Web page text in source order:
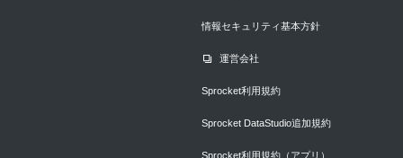
情報セキュリティ基本方針
運営会社
Sprocket利用規約
Sprocket DataStudio追加規約
Sprocket利用規約（アプリ）